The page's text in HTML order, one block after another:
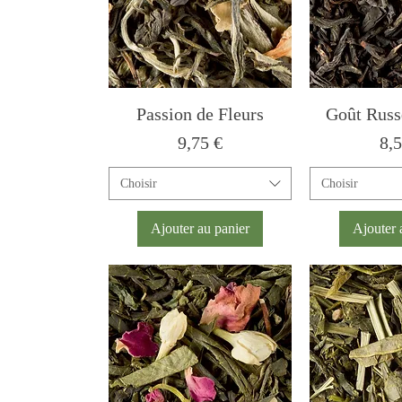
Passion de Fleurs
Prix
9,75 €
Choisir
Ajouter au panier
Goût
Choisir
Ajouter